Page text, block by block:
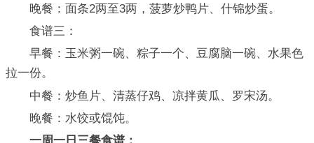
晚餐：面条2两至3两，菠萝炒鸭片、什锦炒蛋。
食谱三：
早餐：玉米粥一碗、粽子一个、豆腐脑一碗、水果色
拉一份。
中餐：炒鱼片、清蒸仔鸡、凉拌黄瓜、罗宋汤。
晚餐：水饺或馄饨。